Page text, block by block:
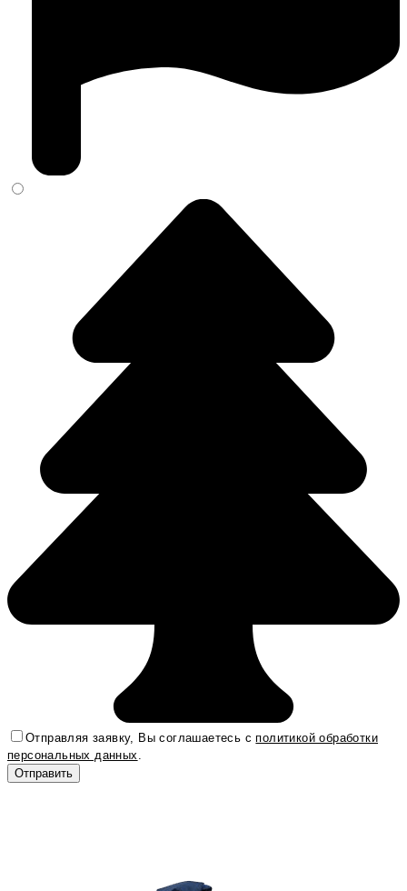
Отправляя заявку, Вы соглашаетесь сполитикой обработки
персональных данных